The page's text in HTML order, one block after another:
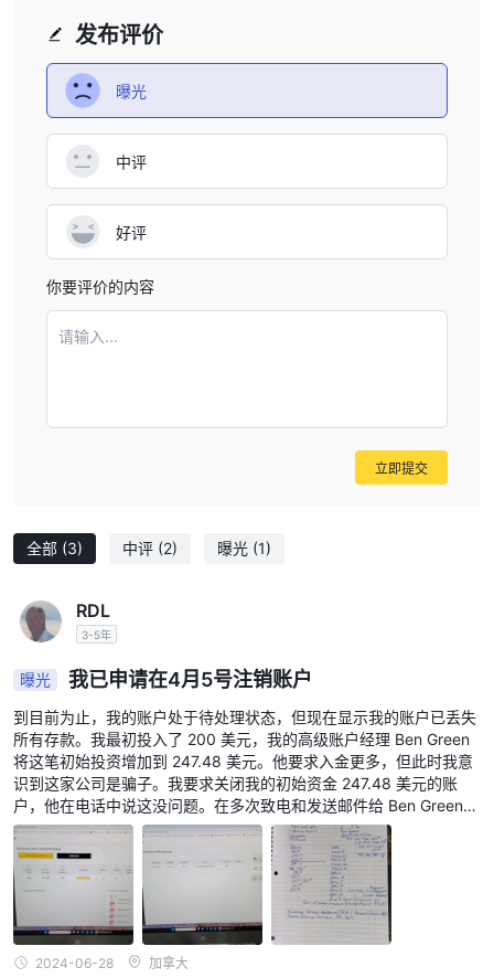
的个人详细信息，包括姓名、电子邮件地址、电话号码、出生日期和
居住国家。
4. 完成财务问卷：
要提供更具体的财务状况和交易经验信息。这是为了确定最适合您财
务能力和交易经验的账户类型。
业账户。
6. 提交验证文件：
通常情况下，这些文件包括政府颁发的身份证明和最近的水电费账单
或银行对账单，上面显示您的全名和居住地址。
7. 存入初始资金：一旦您的文件已经验证，并且您的账户已经批
准，下一步是将初始资金存入您的账户。OneTrade要求最低存款金
8. 账户设置：资金已经存入，您的账户现在已经设置好并准备好
进行交易。您可以自由登录您的账户，开始探索平台，并进行第一笔
读提供的说明和信息。
OneTrade根据账户类型提供不同的最大杠杆比例。对于零售客户，
最大杠杆比例为30:1。然而，对于专业账户持有人，OneTrade提供
更高的杠杆比例，最高可达500:1。这种高杠杆比例使专业交易者能
杆比例可能带来更高的利润，但如果交易不按计划进行，也可能导致
更大的亏损。因此，建议经验较少的交易者在使用高杠杆比例时要谨
慎。
点差和Commissions
OneTrade为其客户提供可变点差，点差从1.5个点开始。这些点差
可以根据市场条件以及所交易资产的流动性和波动性进行动态调整。
交易平台
One Trade通过一个账户提供多种平台，包括著名的MT4（软件和硬
全部 (3) 中评 (2) 曝光 (1)
RDL
3-5年
曝光 我已申请在4月5号注销账户
到目前为止，我的账户处于待处理状态，但现在显示我的账户已丢失
所有存款。我最初投入了 200 美元，我的高级账户经理 Ben Green
将这笔初始投资增加到 247.48 美元。他要求入金更多，但此时我意
识到这家公司是骗子。我要求关闭我的初始资金 247.48 美元的账
户，他在电话中说这没问题。在多次致电和发送邮件给 Ben Green
及其客户服务部门后，没有任何进展，正如您所看到的，他们已通过
欺诈手段弄丢了我所有的存款。我只能向 CDN、美国、国际证券委
员会以及贵司投诉，希望可以挽回损失。OneTrade 不是一家值得信
赖的金融机构。
2024-06-28 加拿大
发布评价
曝光
中评
好评
你要评价的内容
请输入...
立即提交